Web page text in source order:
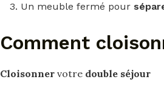
Un meuble fermé pour
Comment
Cloisonner votre double séjour